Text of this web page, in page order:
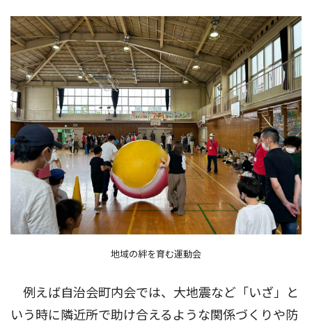
地域の絆を育む運動会
例えば自治会町内会では、大地震など「いざ」と
いう時に隣近所で助け合えるような関係づくりや防